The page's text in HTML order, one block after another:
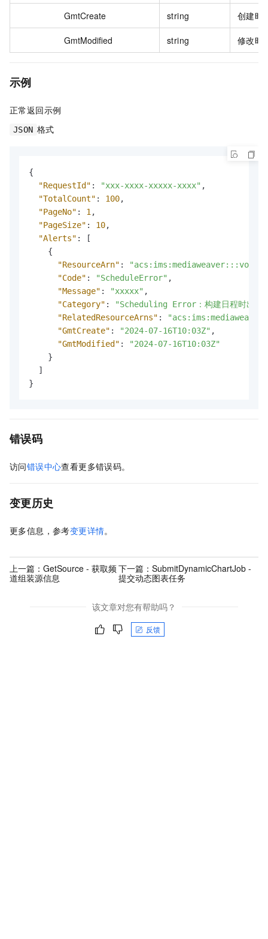
GmtCreate string 创建时
GmtModified string 修改时
示例
正常返回示例
JSON 格式
{
"RequestId" : "xxx-xxxx-xxxxx-xxxx" ,
"TotalCount" : 100,
"PageNo" : 1 ,
"PageSize" : 10,
"Alerts" :
[
{
"ResourceArn" :
"Code" : "ScheduleError" ,
"Message" : "xxxxx" ,
"Category" :
"Scheduling Error：构建日程时出错
"RelatedResourceArns" :
"GmtCreate" : "2024-07-16T10:03Z" ,
"GmtModified" :
"2024-07-16T10:03Z"
}
]
}
错误码
访问错误中心查看更多错误码。
变更历史
更多信息，参考变更详情。
上一篇： GetSource - 获取频
道组装源信息
下一篇：SubmitDynamicChartJob -
提交动态图表任务
该文章对您有帮助吗？
反馈